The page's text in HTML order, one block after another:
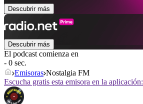
Descubrir más
Descubrir más
El podcast comienza en
- 0 sec.
Emisoras Nostalgia FM
Escucha gratis esta emisora en la aplicación: